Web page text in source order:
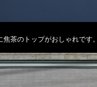
焦茶のトップがおしゃれです